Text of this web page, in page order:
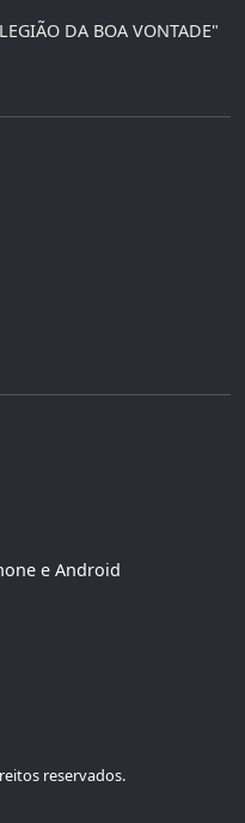
DA BOA VONTADE"
e Android
reservados.